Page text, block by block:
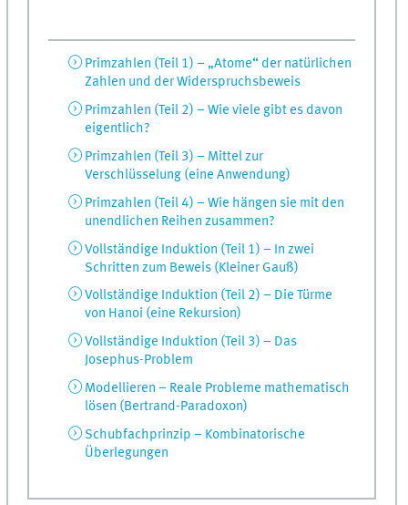
Primzahlen (Teil 1) – „Atome“ der natürlichen
Zahlen und der Widerspruchsbeweis
Primzahlen (Teil 2) – Wie viele gibt es davon
eigentlich?
Primzahlen (Teil 3) – Mittel zur
Verschlüsselung (eine Anwendung)
Primzahlen (Teil 4) – Wie hängen sie mit den
unendlichen Reihen zusammen?
Vollständige Induktion (Teil 1) – In zwei
Schritten zum Beweis (Kleiner Gauß)
Vollständige Induktion (Teil 2) – Die Türme
von Hanoi (eine Rekursion)
Vollständige Induktion (Teil 3) – Das
Josephus-Problem
Modellieren – Reale Probleme mathematisch
lösen (Bertrand-Paradoxon)
Schubfachprinzip – Kombinatorische
Überlegungen